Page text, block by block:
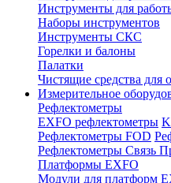
Инструменты для
Наборы инструментов
Инструменты СКС
Горелки и балоны
Палатки
Чистящие средства для
Измерительное
Рефлектометры
EXFO рефлектометры
Рефлектометры FOD
Рефлектометры Связь
Платформы EXFO
Модули для платформ